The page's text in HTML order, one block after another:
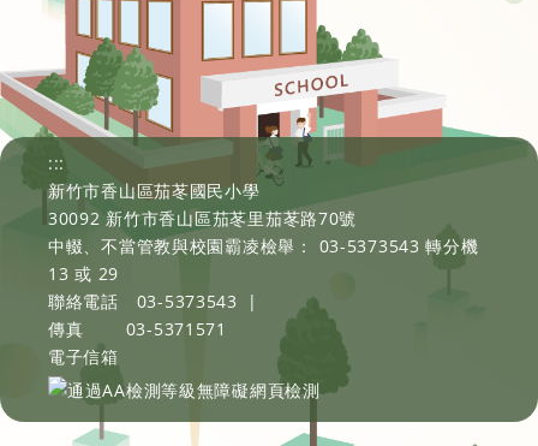
:::
新竹市香山區茄苳國民小學
30092 新竹市香山區茄苳里茄苳路70號
中輟、不當管教與校園霸凌檢舉： 03-5373543 轉分機
13 或 29
聯絡電話
03-5373543
|
傳真
03-5371571
電子信箱